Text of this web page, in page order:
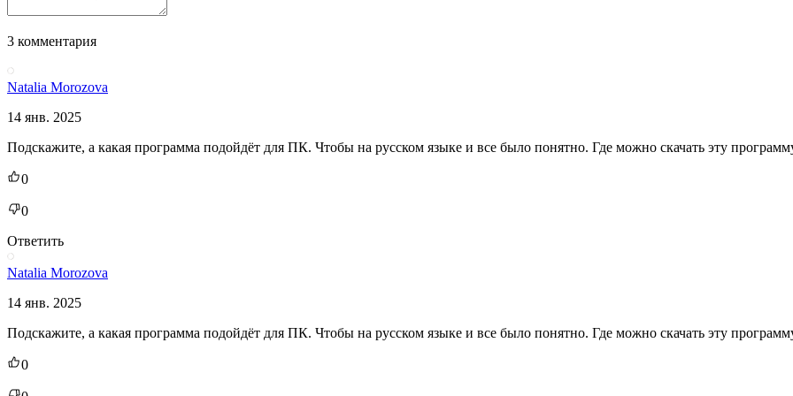
3 комментария
Natalia Morozova
14 янв. 2025
Подскажите, а какая программа подойдёт для ПК. Чтобы на русском языке и все было понятно. Где можно скачать эту
0
0
Ответить
Natalia Morozova
14 янв. 2025
Подскажите, а какая программа подойдёт для ПК. Чтобы на русском языке и все было понятно. Где можно скачать эту
0